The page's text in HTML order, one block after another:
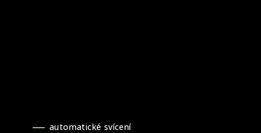
automatické svícení